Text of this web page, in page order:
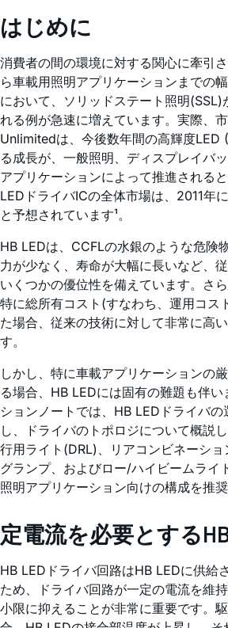
はじめに
消費者の間の環境に対する関心に牽引
ら車載用照明アプリケーションまでの
において、ソリッドステート照明
れる例が急速に増えています。実際、
Unlimitedは、今後数年間の高輝度LED
る成長が、一般照明、ディスプレイバ
アプリケーションによって推進される
LEDドライバICの全体市場は、2011年
と予想されています¹。
HB LEDは、CCFLの水銀のような危険
力が少なく、寿命が大幅に長いなど、
いくつかの優位性を備えています。さ
特に総所有コスト(すなわち、運用コス
た場合、従来の技術に対して非常に高
す。
しかし、特に車載アプリケーションの
る場合、HB LEDには固有の難題も伴
ションノートでは、HB LEDドライバ
し、ドライバのトポロジについて概説
行用ライト(DRL)、リアコンビネーシ
グランプ、およびロー/ハイビームライ
照明アプリケーション向けの構成を推奨
定電流を必要とする
HB LEDドライバ回路はHB LEDに供給
ため、ドライバ回路が一定の電流を維
小限に抑えることが非常に重要です。